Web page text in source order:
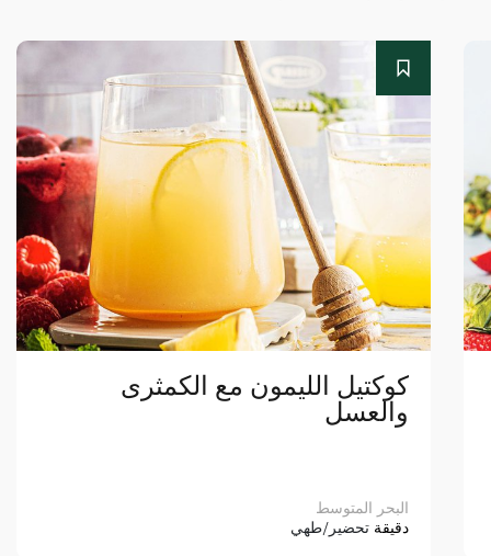
كوكتيل الليمون مع الكمثرى
والعسل
البحر المتوسط
دقيقة تحضير/طهي